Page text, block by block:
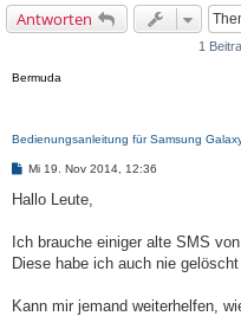
Antworten
1
Bermuda
Bedienungsanleitung für Samsung
B
i
a
Mi 19. Nov 2014, 12:36
Hallo Leute,
Ich brauche einiger alte SMS
Diese habe ich auch nie
Kann mir jemand weiterhelfen,